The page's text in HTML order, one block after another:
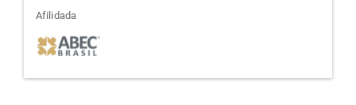
afiliada
Afilidada